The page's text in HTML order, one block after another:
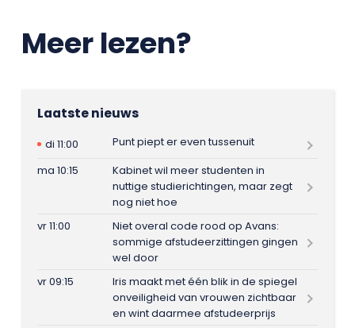
Meer lezen?
Laatste nieuws
di 11:00
Punt piept er even tussenuit
ma 10:15
Kabinet wil meer studenten in
nuttige studierichtingen, maar zegt
nog niet hoe
vr 11:00
Niet overal code rood op Avans:
sommige afstudeerzittingen gingen
wel door
vr 09:15
Iris maakt met één blik in de spiegel
onveiligheid van vrouwen zichtbaar
en wint daarmee afstudeerprijs